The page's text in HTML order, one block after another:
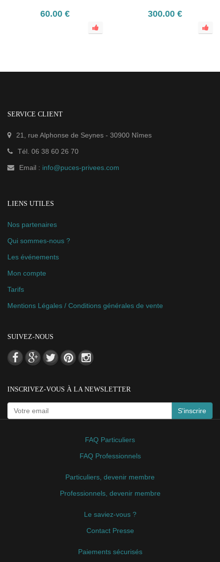
60.00 € 300.00 €
SERVICE CLIENT
21, rue Alphonse de Seynes - 30900 Nîmes
Tél. 06 38 60 26 70
Email : info@puces-privees.com
LIENS UTILES
Nos partenaires
Qui sommes-nous ?
Les événements
Mon compte
Tarifs
Mentions Légales / Conditions générales de vente
SUIVEZ-NOUS
INSCRIVEZ-VOUS À LA NEWSLETTER
S'inscrire
FAQ Particuliers
FAQ Professionnels
Particuliers, devenir membre
Professionnels, devenir membre
Le saviez-vous ?
Contact Presse
Paiements sécurisés